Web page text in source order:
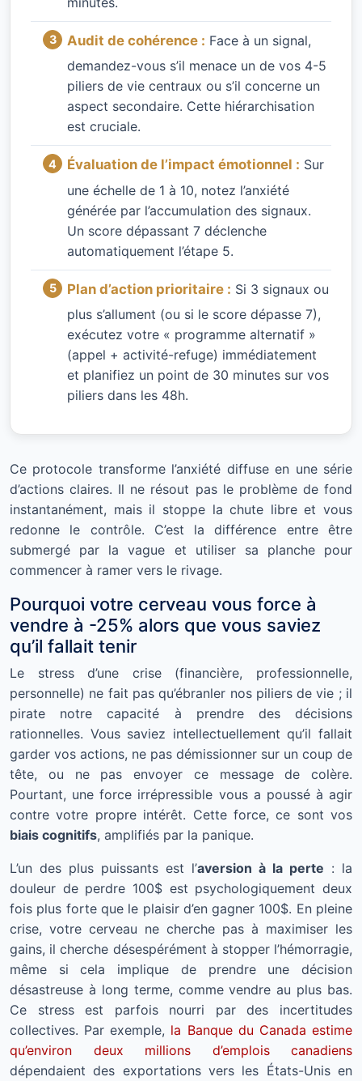
Audit de cohérence : Face à un signal,
demandez-vous s’il menace un de vos 4-5
piliers de vie centraux ou s’il concerne un
aspect secondaire. Cette hiérarchisation
est cruciale.
Évaluation de l’impact émotionnel : Sur
une échelle de 1 à 10, notez l’anxiété
générée par l’accumulation des signaux.
Un score dépassant 7 déclenche
automatiquement l’étape 5.
Plan d’action prioritaire : Si 3 signaux ou
plus s’allument (ou si le score dépasse 7),
exécutez votre « programme alternatif »
(appel + activité-refuge) immédiatement
et planifiez un point de 30 minutes sur vos
piliers dans les 48h.
Ce protocole transforme l’anxiété diffuse en une série
d’actions claires. Il ne résout pas le problème de fond
instantanément, mais il stoppe la chute libre et vous
redonne le contrôle. C’est la différence entre être
submergé par la vague et utiliser sa planche pour
commencer à ramer vers le rivage.
Pourquoi votre cerveau vous force à
vendre à -25% alors que vous saviez
qu’il fallait tenir
Le stress d’une crise (financière, professionnelle,
personnelle) ne fait pas qu’ébranler nos piliers de vie ; il
pirate notre capacité à prendre des décisions
rationnelles. Vous saviez intellectuellement qu’il fallait
garder vos actions, ne pas démissionner sur un coup de
tête, ou ne pas envoyer ce message de colère.
Pourtant, une force irrépressible vous a poussé à agir
contre votre propre intérêt. Cette force, ce sont vos
biais cognitifs, amplifiés par la panique.
L’un des plus puissants est l’aversion à la perte : la
douleur de perdre 100$ est psychologiquement deux
fois plus forte que le plaisir d’en gagner 100$. En pleine
crise, votre cerveau ne cherche pas à maximiser les
gains, il cherche désespérément à stopper l’hémorragie,
même si cela implique de prendre une décision
désastreuse à long terme, comme vendre au plus bas.
Ce stress est parfois nourri par des incertitudes
collectives. Par exemple, la Banque du Canada estime
qu’environ deux millions d’emplois canadiens
dépendaient des exportations vers les États-Unis en